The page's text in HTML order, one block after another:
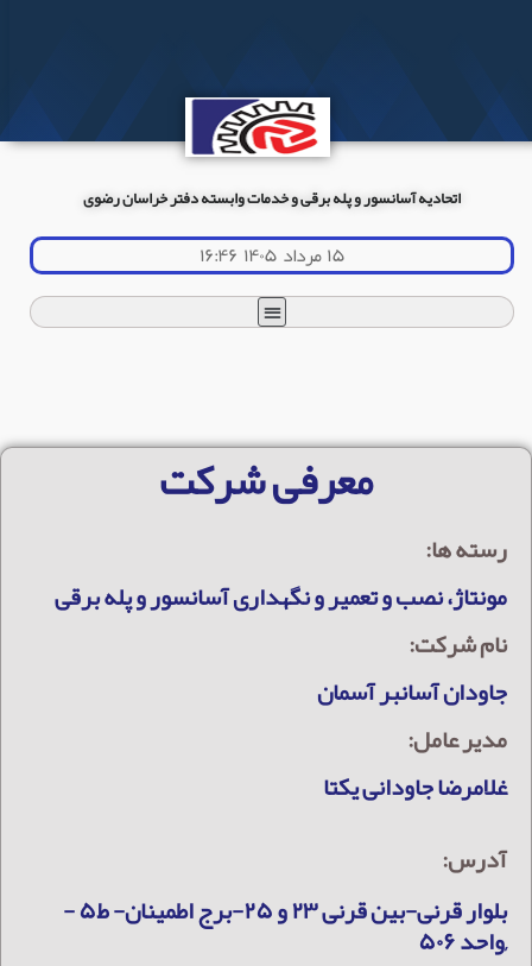
اتحادیه آسانسور و پله برقی و خدمات وابسته دفتر خراسان رضوی
۱۵ مرداد ۱۴۰۵ ۱۶:۴۶
معرفی شرکت
رسته ها:
مونتاژ، نصب و تعمیر و نگهداری آسانسور و پله برقی
نام شرکت:
جاودان آسانبر آسمان
مدیر عامل:
غلامرضا جاودانی یکتا
آدرس:
بلوار قرنی-بین قرنی ۲۳ و ۲۵-برج اطمینان- ط۵ -
,واحد ۵۰۶